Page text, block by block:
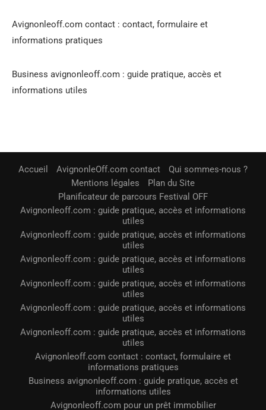
Avignonleoff.com contact : contact, formulaire et
informations pratiques
Business avignonleoff.com : guide pratique, accès et
informations utiles
Accueil AvignonleOff.com contact
Qui sommes-nous ?
Mentions légales
Plan du Site
Planificateur de parcours Festival OFF
Avignonleoff.com : guide pratique, accès et informations
utiles
Avignonleoff.com : guide pratique, accès et informations
utiles
Avignonleoff.com : guide pratique, accès et informations
utiles
Avignonleoff.com : guide pratique, accès et informations
utiles
Avignonleoff.com : guide pratique, accès et informations
utiles
Avignonleoff.com : guide pratique, accès et informations
utiles
Avignonleoff.com contact : contact, formulaire et
informations pratiques
Business avignonleoff.com : guide pratique, accès et
informations utiles
Avignonleoff.com pour un prêt immobilier